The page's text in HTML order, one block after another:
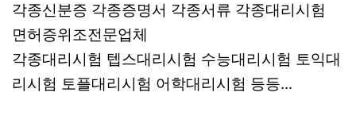
각종신분증 각종증명서 각종서류 각종대리시험
면허증위조전문업체
각종대리시험 텝스대리시험 수능대리시험 토익대
리시험 토플대리시험 어학대리시험 등등...